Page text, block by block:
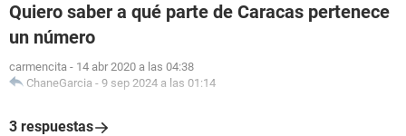
Quiero saber a qué parte de Caracas pertenece
un número
carmencita - 14 abr 2020 a las 04:38
ChaneGarcia - 9 sep 2024 a las 01:14
3 respuestas